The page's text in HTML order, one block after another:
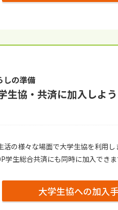
しの準備
⽣協・共済に加⼊しよう
活の様々な場⾯で⼤学⽣協を利⽤し
学生総合共済にも同時に加入できま
⼤学⽣協への加⼊